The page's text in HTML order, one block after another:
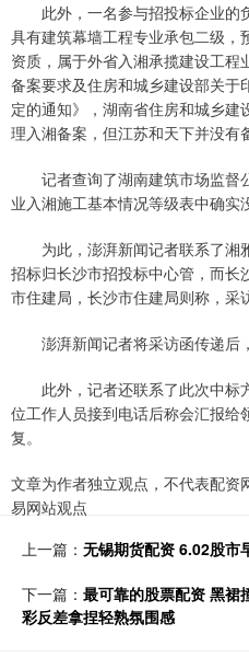
此外，一名参与招投标企业的
具有建筑幕墙工程专业承包二级，
资质，属于外省入湘承揽建设工
备案要求及住房和城乡建设部关
定的通知》，湖南省住房和城乡
理入湘备案，但江苏和天下并没有备
记者查询了湖南建筑市场监督
业入湘施工基本情况等级表中确实
为此，澎湃新闻记者联系了湘
招标归长沙市招投标中心管，而
市住建局，长沙市住建局则称，采
澎湃新闻记者将采访函传递后，
此外，记者还联系了此次中标
位工作人员接到电话后称会汇报给
复。
文章为作者独立观点，不代表配
易网站观点
上一篇： 无锡期货配资 6.02股市
下一篇： 最可靠的股票配资 黑裙
彩反差拿捏轻熟氛围感